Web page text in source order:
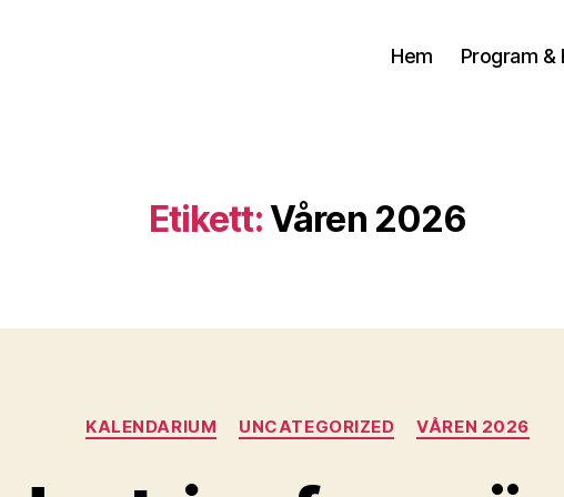
Hem Program &
Etikett: Våren 2026
Kategorier
KALENDARIUM UNCATEGORIZED VÅREN 2026